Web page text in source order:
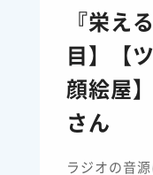
『栄え
目】【
顔絵屋
さん
ラジオの音